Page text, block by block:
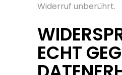
Widerruf unberührt.
ECHT